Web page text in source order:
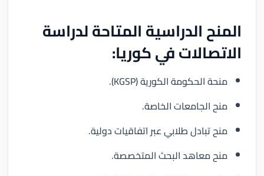
المنح الدراسية المتاحة لدراسة
الاتصالات في كوريا:
منحة الحكومة الكورية (KGSP).
منح الجامعات الخاصة.
منح تبادل طلابي عبر اتفاقيات دولية.
منح معاهد البحث المتخصصة.